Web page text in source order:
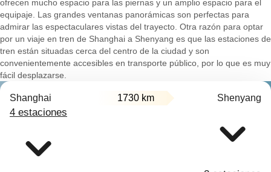
ofrecen mucho espacio para las piernas y un amplio espacio para el
equipaje. Las grandes ventanas panorámicas son perfectas para
admirar las espectaculares vistas del trayecto. Otra razón para optar
por un viaje en tren de Shanghai a Shenyang es que las estaciones de
tren están situadas cerca del centro de la ciudad y son
convenientemente accesibles en transporte público, por lo que es muy
fácil desplazarse.
Shanghai 1730 km Shenyang
4 estaciones